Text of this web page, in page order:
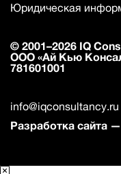
Юридическая
© 2001–2026 IQ
ООО «Ай Кью
781601001
info@iqconsultancy.ru
Разработка сайта —